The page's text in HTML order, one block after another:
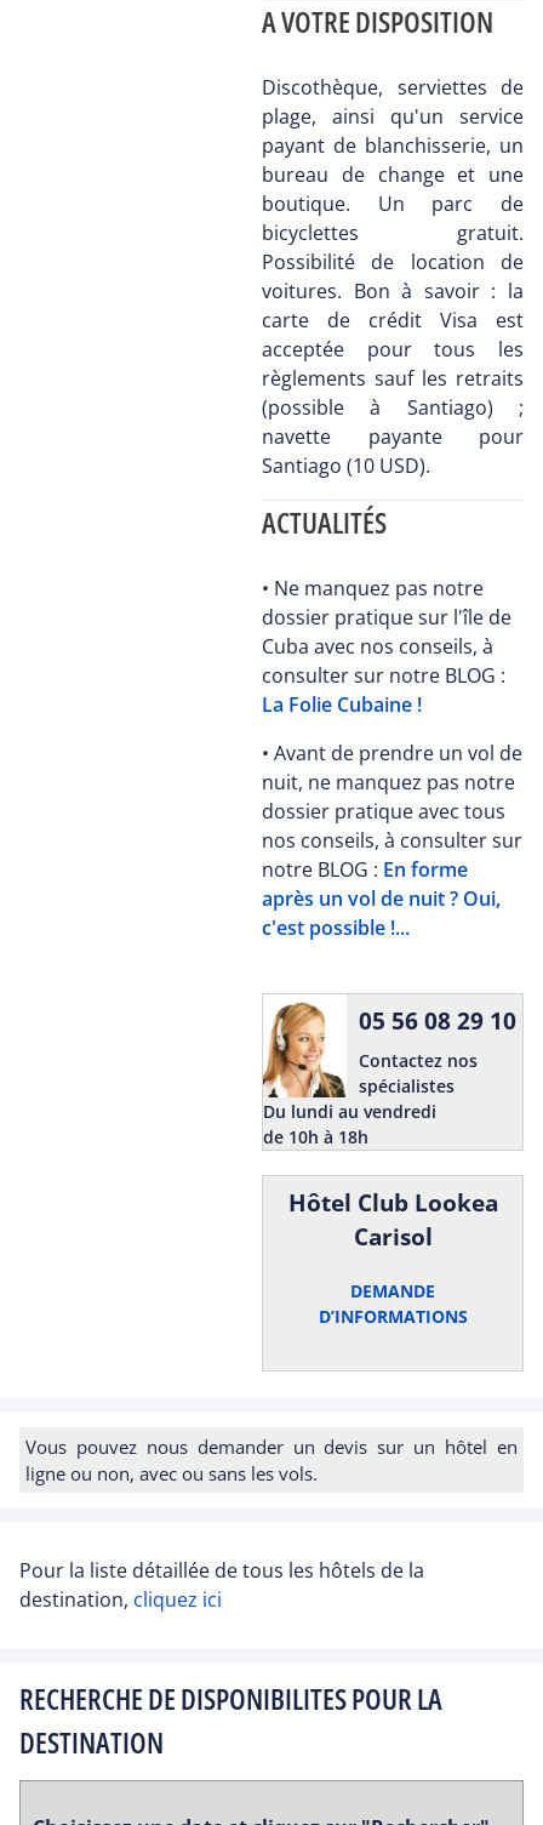
A VOTRE DISPOSITION
Discothèque, serviettes de
plage, ainsi qu'un service
payant de blanchisserie, un
bureau de change et une
boutique. Un parc de
bicyclettes gratuit.
Possibilité de location de
voitures. Bon à savoir : la
carte de crédit Visa est
acceptée pour tous les
règlements sauf les retraits
(possible à Santiago) ;
navette payante pour
Santiago (10 USD).
ACTUALITÉS
• Ne manquez pas notre
dossier pratique sur l'île de
Cuba avec nos conseils, à
consulter sur notre BLOG :
La Folie Cubaine !
• Avant de prendre un vol de
nuit, ne manquez pas notre
dossier pratique avec tous
nos conseils, à consulter sur
notre BLOG : En forme
après un vol de nuit ? Oui,
c'est possible !...
05 56 08 29 10
Contactez nos
spécialistes
Du lundi au vendredi
de 10h à 18h
Hôtel Club Lookea
Carisol
DEMANDE
D’INFORMATIONS
Vous pouvez nous demander un devis sur un hôtel en
ligne ou non, avec ou sans les vols.
Pour la liste détaillée de tous les hôtels de la
destination, cliquez ici
RECHERCHE DE DISPONIBILITES POUR LA
DESTINATION